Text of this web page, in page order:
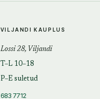
VILJANDI KAUPLUS
Lossi 28, Viljandi
T–L 10–18
P–E suletud
683 7712